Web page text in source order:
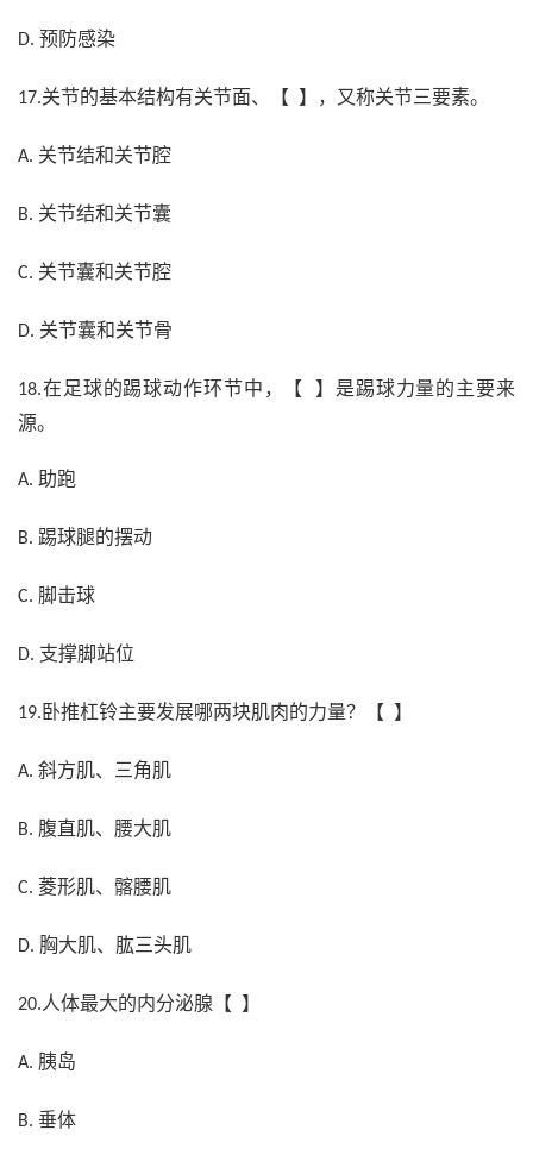
D. 预防感染
17.关节的基本结构有关节面、【 】，又称关节三要素。
A. 关节结和关节腔
B. 关节结和关节囊
C. 关节囊和关节腔
D. 关节囊和关节骨
18.在足球的踢球动作环节中，【 】是踢球力量的主要来
源。
A. 助跑
B. 踢球腿的摆动
C. 脚击球
D. 支撑脚站位
19.卧推杠铃主要发展哪两块肌肉的力量？【 】
A. 斜方肌、三角肌
B. 腹直肌、腰大肌
C. 菱形肌、髂腰肌
D. 胸大肌、肱三头肌
20.人体最大的内分泌腺【 】
A. 胰岛
B. 垂体